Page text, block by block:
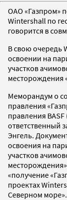
ОАО «Газпром»
Wintershall по
говорится в
В свою очередь
освоении на
участков
месторождения
Меморандум о
правления
правления
ответственный
Энгель.
освоения на
участков
«получение
проектах
Северном море».